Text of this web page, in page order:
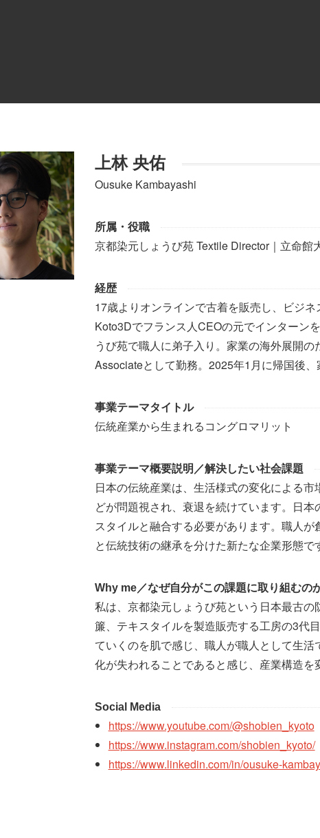
上林 央佑
Ousuke Kambayashi
所属・役職
京都染元しょうび苑 Textile Director｜立命館
経歴
17歳よりオンラインで古着を販売し、ビジネ
Koto3Dでフランス人CEOの元でインターン
うび苑で職人に弟子入り。家業の海外展開
Associateとして勤務。2025年1月に帰国後、
事業テーマタイトル
伝統産業から生まれるコングロマリット
事業テーマ概要説明／解決したい社会課題
日本の伝統産業は、生活様式の変化による
どが問題視され、衰退を続けています。日
スタイルと融合する必要があります。職人
と伝統技術の継承を分けた新たな企業形態で
Why me／なぜ自分がこの課題に取り組むの
私は、京都染元しょうび苑という日本最古の
簾、テキスタイルを製造販売する工房の3代
ていくのを肌で感じ、職人が職人として生
化が失われることであると感じ、産業構造を
Social Media
https://www.youtube.com/@shobien_kyoto
https://www.instagram.com/shobien_kyoto/
https://www.linkedin.com/in/ousuke-